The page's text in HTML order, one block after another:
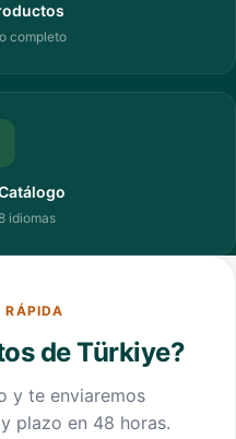
completo
idiomas
RÁPIDA
de Türkiye?
y te enviaremos
plazo en 48 horas.